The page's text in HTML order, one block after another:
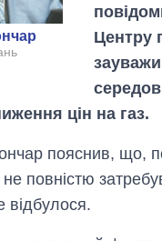
Центру
цін на газ.
пояснив, що,
повністю
відбулося.